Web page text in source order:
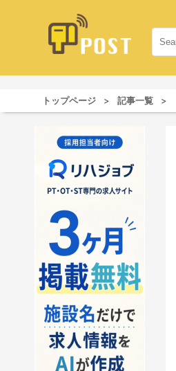
トップページ 記事一覧